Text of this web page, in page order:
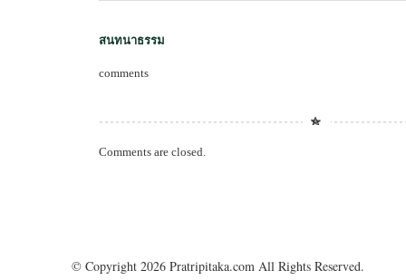
สนทนาธรรม
comments
Comments are closed.
© Copyright 2026 Pratripitaka.com All Rights Reserved.